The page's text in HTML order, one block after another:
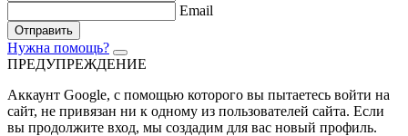
Email
Отправить
Нужна помощь?
ПРЕДУПРЕЖДЕНИЕ
Аккаунт Google, с помощью которого вы пытаетесь войти на
сайт, не привязан ни к одному из пользователей сайта. Если
вы продолжите вход, мы создадим для вас новый профиль.